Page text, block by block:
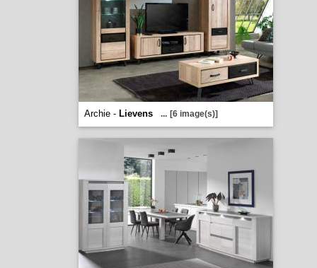
Archie - Lievens ... [6 image(s)]